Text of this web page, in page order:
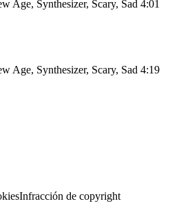
Age, Synthesizer, Scary, Sad 4:01
Age, Synthesizer, Scary, Sad 4:19
Infracción de copyright